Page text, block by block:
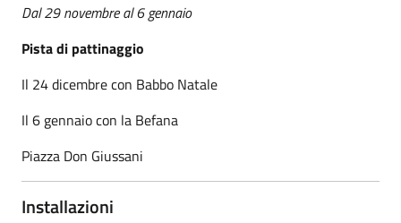
Dal 29 novembre al 6 gennaio
Pista di pattinaggio
Il 24 dicembre con Babbo Natale
Il 6 gennaio con la Befana
Piazza Don Giussani
Installazioni